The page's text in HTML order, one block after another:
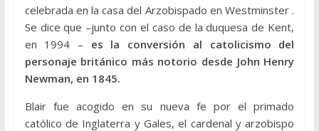
celebrada en la casa del Arzobispado en Westminster .
Se dice que ­–junto con el caso de la duquesa de Kent,
en 1994 – es la conversión al catolicismo del
personaje británico más notorio desde John Henry
Newman, en 1845.
Blair fue acogido en su nueva fe por el primado
católico de Inglaterra y Gales, el cardenal y arzobispo